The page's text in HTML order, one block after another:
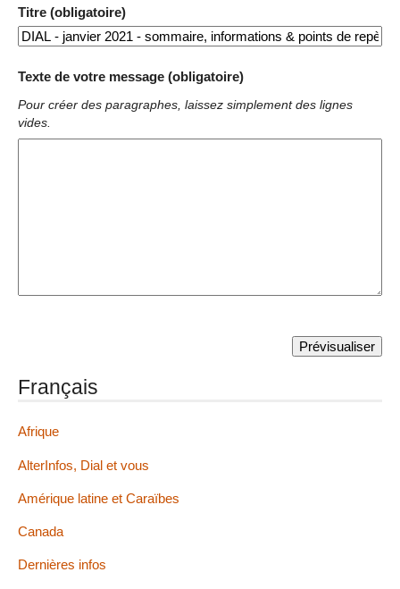
Titre (obligatoire)
Texte de votre message (obligatoire)
Pour créer des paragraphes, laissez simplement des lignes
vides.
Français
Afrique
AlterInfos, Dial et vous
Amérique latine et Caraïbes
Canada
Dernières infos